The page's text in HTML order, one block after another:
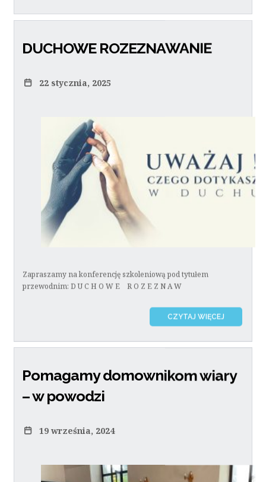
DUCHOWE ROZEZNAWANIE
22 stycznia, 2025
Zapraszamy na konferencję szkoleniową pod tytułem
przewodnim: D U C H O W E R O Z E Z N A W
CZYTAJ WIĘCEJ
Pomagamy domownikom wiary
– w powodzi
19 września, 2024